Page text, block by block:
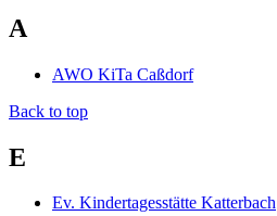
A
AWO KiTa Caßdorf
Back to top
E
Ev. Kindertagesstätte Katterbach